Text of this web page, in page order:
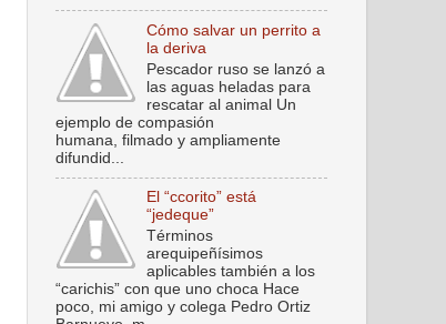
Cómo salvar un perrito a
la deriva
Pescador ruso se lanzó a
las aguas heladas para
rescatar al animal Un
ejemplo de compasión
humana, filmado y ampliamente
difundid...
El “ccorito” está
“jedeque”
Términos
arequipeñísimos
aplicables también a los
“carichis” con que uno choca Hace
poco, mi amigo y colega Pedro Ortiz